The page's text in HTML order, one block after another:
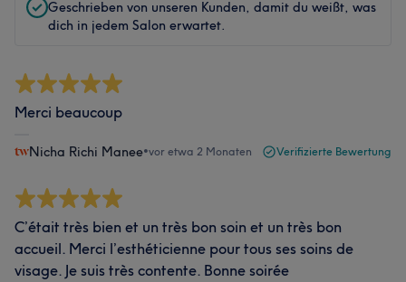
Geschrieben von unseren Kunden, damit du weißt, was
dich in jedem Salon erwartet.
Merci beaucoup
Nicha Richi Manee•vor etwa 2 Monaten Verifizierte Bewertung
C’était très bien et un très bon soin et un très bon
accueil. Merci l’esthéticienne pour tous ses soins de
visage. Je suis très contente. Bonne soirée